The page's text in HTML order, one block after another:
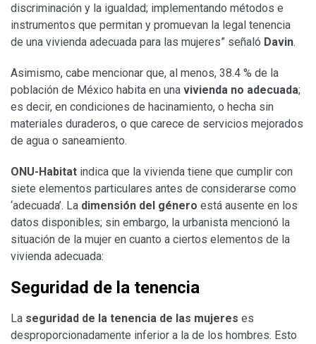
discriminación y la igualdad; implementando métodos e
instrumentos que permitan y promuevan la legal tenencia
de una vivienda adecuada para las mujeres” señaló Davin.
Asimismo, cabe mencionar que, al menos, 38.4 % de la
población de México habita en una vivienda no adecuada;
es decir, en condiciones de hacinamiento, o hecha sin
materiales duraderos, o que carece de servicios mejorados
de agua o saneamiento.
ONU-Habitat indica que la vivienda tiene que cumplir con
siete elementos particulares antes de considerarse como
‘adecuada’. La dimensión del género está ausente en los
datos disponibles; sin embargo, la urbanista mencionó la
situación de la mujer en cuanto a ciertos elementos de la
vivienda adecuada:
Seguridad de la tenencia
La seguridad de la tenencia de las mujeres es
desproporcionadamente inferior a la de los hombres. Esto